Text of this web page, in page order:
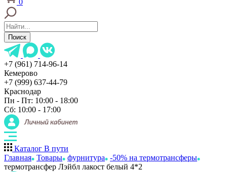
0
Поиск
+7 (961) 714-96-14
Кемерово
+7 (999) 637-44-79
Краснодар
Пн - Пт: 10:00 - 18:00
Сб: 10:00 - 17:00
Каталог В пути
Главная Товары фурнитура
-50% на термотрансферы
термотрансфер Лэйбл лакост белый 4*2